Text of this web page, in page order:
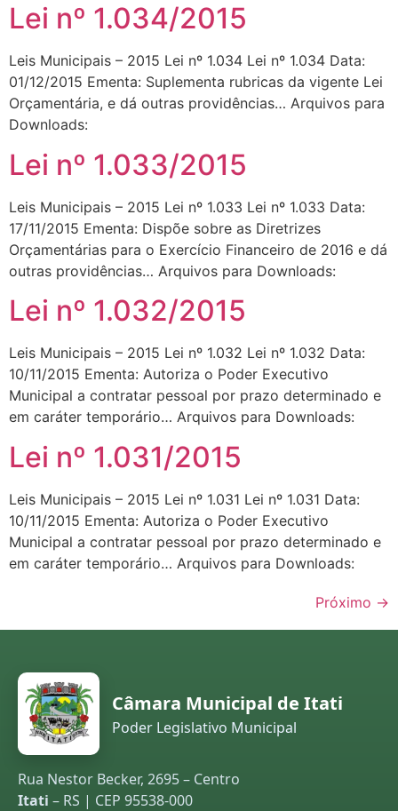
Lei nº 1.034/2015
Leis Municipais – 2015 Lei nº 1.034 Lei nº 1.034 Data:
01/12/2015 Ementa: Suplementa rubricas da vigente Lei
Orçamentária, e dá outras providências… Arquivos para
Downloads:
Lei nº 1.033/2015
Leis Municipais – 2015 Lei nº 1.033 Lei nº 1.033 Data:
17/11/2015 Ementa: Dispõe sobre as Diretrizes
Orçamentárias para o Exercício Financeiro de 2016 e dá
outras providências… Arquivos para Downloads:
Lei nº 1.032/2015
Leis Municipais – 2015 Lei nº 1.032 Lei nº 1.032 Data:
10/11/2015 Ementa: Autoriza o Poder Executivo
Municipal a contratar pessoal por prazo determinado e
em caráter temporário… Arquivos para Downloads:
Lei nº 1.031/2015
Leis Municipais – 2015 Lei nº 1.031 Lei nº 1.031 Data:
10/11/2015 Ementa: Autoriza o Poder Executivo
Municipal a contratar pessoal por prazo determinado e
em caráter temporário… Arquivos para Downloads:
Próximo →
Câmara Municipal de Itati
Poder Legislativo Municipal
Rua Nestor Becker, 2695 – Centro
Itati – RS | CEP 95538-000